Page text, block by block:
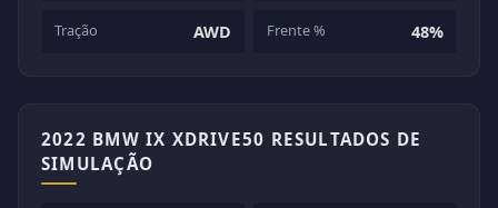
Tração AWD Frente % 48%
2022 BMW IX XDRIVE50 RESULTADOS DE
SIMULAÇÃO